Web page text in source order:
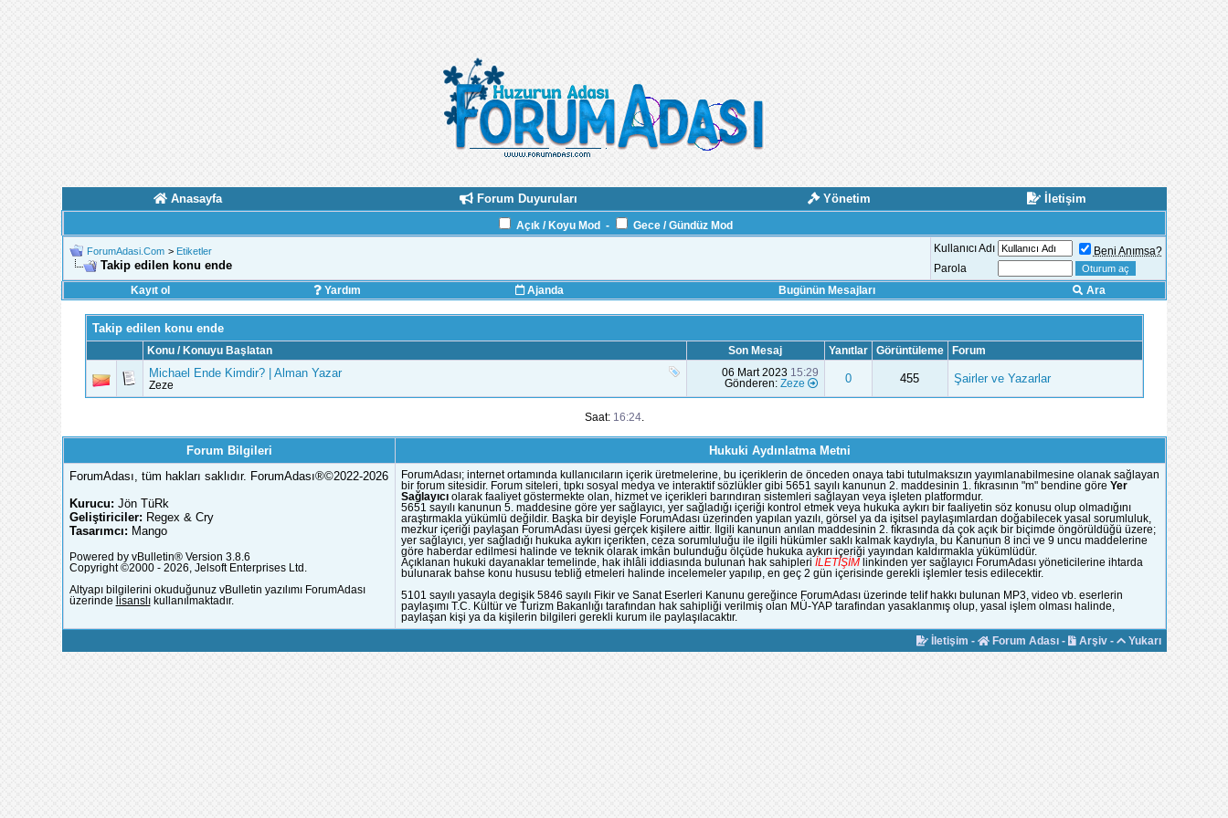
Anasayfa Forum Duyuruları Yönetim İletişim
Açık / Koyu Mod - Gece / Gündüz Mod
ForumAdasi.Com > Etiketler
Takip edilen konu ende
Kullanıcı Adı
Beni Anımsa?
Parola
Kayıt ol
Yardım Ajanda Bugünün Mesajları Ara
Takip edilen konu ende
Konu / Konuyu Başlatan Son Mesaj Yanıtlar Görüntüleme Forum
Michael Ende Kimdir? | Alman Yazar
Zeze
06 Mart 2023 15:29
Gönderen: Zeze 0 455 Şairler ve Yazarlar
Saat: 16:24.
Forum Bilgileri
Hukuki Aydınlatma Metni
ForumAdası, tüm hakları saklıdır. ForumAdası®©2022-2026
Kurucu: Jön TüRk
Geliştiriciler: Regex & Cry
Tasarımcı: Mango
Powered by vBulletin® Version 3.8.6
Copyright ©2000 - 2026, Jelsoft Enterprises Ltd.
Altyapı bilgilerini okuduğunuz vBulletin yazılımı ForumAdası
üzerinde lisanslıkullanılmaktadır.
ForumAdası; internet ortamında kullanıcıların içerik üretmelerine, bu içeriklerin de önceden onaya tabi tutulmaksızın yayımlanabilmesine olanak sağlayan
bir forum sitesidir. Forum siteleri, tıpkı sosyal medya ve interaktif sözlükler gibi 5651 sayılı kanunun 2. maddesinin 1. fıkrasının "m" bendine göre Yer
Sağlayıcıolarak faaliyet göstermekte olan, hizmet ve içerikleri barındıran sistemleri sağlayan veya işleten platformdur.
5651 sayılı kanunun 5. maddesine göre yer sağlayıcı, yer sağladığı içeriği kontrol etmek veya hukuka aykırı bir faaliyetin söz konusu olup olmadığını
araştırmakla yükümlü değildir. Başka bir deyişle ForumAdası üzerinden yapılan yazılı, görsel ya da işitsel paylaşımlardan doğabilecek yasal sorumluluk,
mezkur içeriği paylaşan ForumAdası üyesi gerçek kişilere aittir. İlgili kanunun anılan maddesinin 2. fıkrasında da çok açık bir biçimde öngörüldüğü üzere;
yer sağlayıcı, yer sağladığı hukuka aykırı içerikten, ceza sorumluluğu ile ilgili hükümler saklı kalmak kaydıyla, bu Kanunun 8 inci ve 9 uncu maddelerine
göre haberdar edilmesi halinde ve teknik olarak imkân bulunduğu ölçüde hukuka aykırı içeriği yayından kaldırmakla yükümlüdür.
Açıklanan hukuki dayanaklar temelinde, hak ihlâli iddiasında bulunan hak sahipleri İLETİŞİMlinkinden yer sağlayıcı ForumAdası yöneticilerine ihtarda
bulunarak bahse konu hususu tebliğ etmeleri halinde incelemeler yapılıp, en geç 2 gün içerisinde gerekli işlemler tesis edilecektir.
5101 sayılı yasayla degişik 5846 sayılı Fikir ve Sanat Eserleri Kanunu gereğince ForumAdası üzerinde telif hakkı bulunan MP3, video vb. eserlerin
paylaşımı T.C. Kültür ve Turizm Bakanlığı tarafından hak sahipliği verilmiş olan MÜ-YAP tarafindan yasaklanmış olup, yasal işlem olması halinde,
paylaşan kişi ya da kişilerin bilgileri gerekli kurum ile paylaşılacaktır.
İletişim - Forum Adası- Arşiv- Yukarı